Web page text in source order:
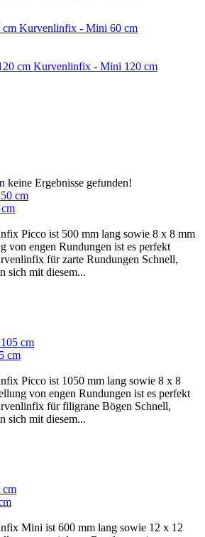
Kurvenlinfix - Mini 60 cm
Kurvenlinfix - Mini 120 cm
keine Ergebnisse gefunden!
Picco ist 500 mm lang sowie 8 x 8 mm
von engen Rundungen ist es perfekt
für zarte Rundungen Schnell,
sich mit diesem...
cm
Picco ist 1050 mm lang sowie 8 x 8
von engen Rundungen ist es perfekt
für filigrane Bögen Schnell,
sich mit diesem...
Mini ist 600 mm lang sowie 12 x 12